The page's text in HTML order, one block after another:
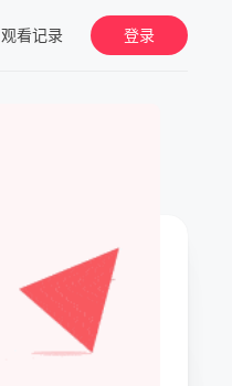
观看记录 登录